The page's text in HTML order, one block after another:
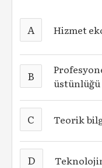
A Hizmet
B
üstünlüğü
C Teorik
D